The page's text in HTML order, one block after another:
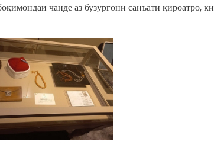
чанде аз бузургони санъати қироатро, ки